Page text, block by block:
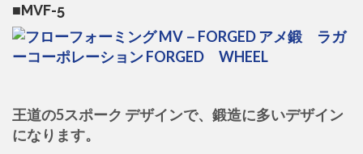
■MVF-5
王道の5スポーク デザインで、鍛造に多いデザイン
になります。